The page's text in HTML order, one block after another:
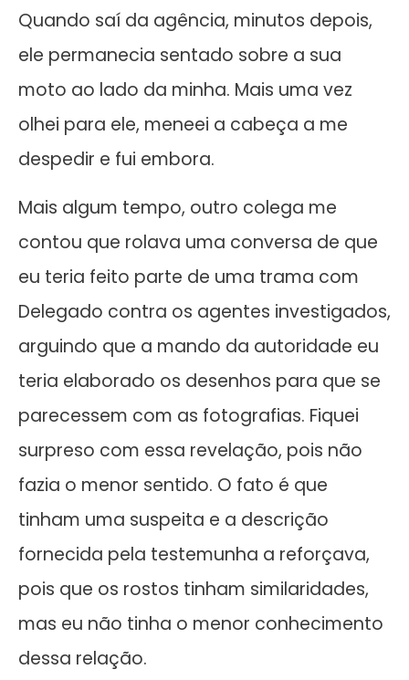
Quando saí da agência, minutos depois,
ele permanecia sentado sobre a sua
moto ao lado da minha. Mais uma vez
olhei para ele, meneei a cabeça a me
despedir e fui embora.
Mais algum tempo, outro colega me
contou que rolava uma conversa de que
eu teria feito parte de uma trama com
Delegado contra os agentes investigados,
arguindo que a mando da autoridade eu
teria elaborado os desenhos para que se
parecessem com as fotografias. Fiquei
surpreso com essa revelação, pois não
fazia o menor sentido. O fato é que
tinham uma suspeita e a descrição
fornecida pela testemunha a reforçava,
pois que os rostos tinham similaridades,
mas eu não tinha o menor conhecimento
dessa relação.